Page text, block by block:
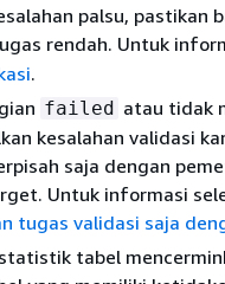
palsu, pastikan
rendah. Untuk
.
failed atau tidak
kesalahan validasi
saja dengan
Untuk informasi
tugas validasi saja
tabel